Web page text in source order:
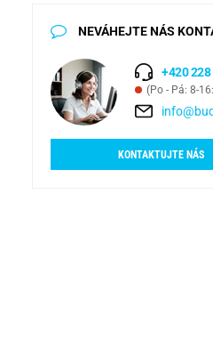
NEVÁHEJTE NÁS
+420 228
(Po - Pá: 8-
KONTAKTUJTE NÁS